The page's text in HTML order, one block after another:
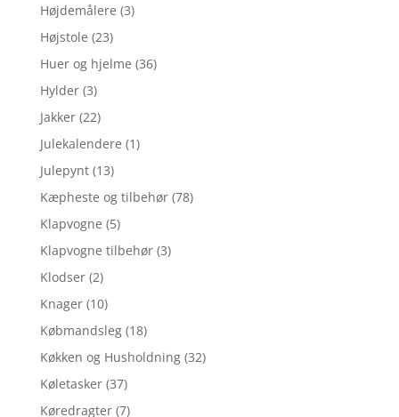
Højdemålere (3)
Højstole (23)
Huer og hjelme (36)
Hylder (3)
Jakker (22)
Julekalendere (1)
Julepynt (13)
Kæpheste og tilbehør (78)
Klapvogne (5)
Klapvogne tilbehør (3)
Klodser (2)
Knager (10)
Købmandsleg (18)
Køkken og Husholdning (32)
Køletasker (37)
Køredragter (7)